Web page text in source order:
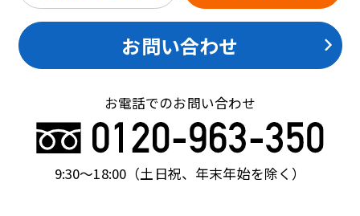
お問い合わせ
お電話でのお問い合わせ
9:30〜18:00 （土日祝、年末年始を除く）